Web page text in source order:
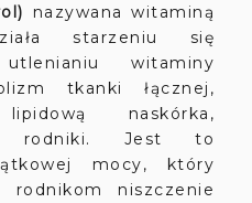
nazywana witaminą
starzeniu się
utlenianiu witaminy
tkanki łącznej,
naskórka,
rodniki. Jest to
mocy, który
rodnikom niszczenie